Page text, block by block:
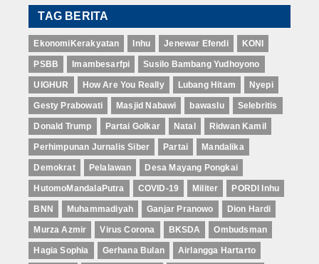
TAG BERITA
EkonomiKerakyatan Inhu Jenewar Efendi KONI
PSBB Imambesarfpi Susilo Bambang Yudhoyono
UIGHUR How Are You Really Lubang Hitam Nyepi
Gesty Prabowati Masjid Nabawi bawaslu Selebritis
Donald Trump Partai Golkar Natal Ridwan Kamil
Perhimpunan Jurnalis Siber Partai Mandalika
Demokrat Pelalawan Desa Mayang Pongkai
HutomoMandalaPutra COVID-19 Militer PORDI Inhu
BNN Muhammadiyah Ganjar Pranowo Dion Hardi
Murza Azmir Virus Corona BKSDA Ombudsman
Hagia Sophia Gerhana Bulan Airlangga Hartarto